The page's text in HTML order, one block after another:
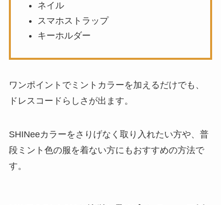
ネイル
スマホストラップ
キーホルダー
ワンポイントでミントカラーを加えるだけでも、
ドレスコードらしさが出ます。
SHINeeカラーをさりげなく取り入れたい方や、普
段ミント色の服を着ない方にもおすすめの方法で
す。